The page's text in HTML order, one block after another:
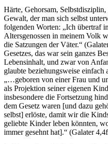
Härte, Gehorsam,
Gewalt, der man sich selbst
folgenden Worten: „Ich übertraf
Altersgenossen in meinem Volk
die Satzungen der Väter.“
Gesetzes, das war sein ganzes
Lebensinhalt, und zwar von
glaubte beziehungsweise einfach
„…geboren von einer Frau und
als Projektion seiner eigenen
insbesondere die Fortsetzung
dem Gesetz waren [und dazu
selbst] erlöste, damit wir die
geliebte Kinder leben könnten,
immer gesehnt hat].“ (Galater